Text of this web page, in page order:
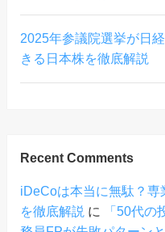
2025年参議院選挙が日
きる日本株を徹底解説
Recent Comments
iDeCoは本当に無駄？
を徹底解説 に
「50代